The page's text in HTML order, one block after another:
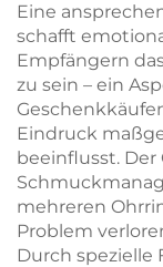
Eine
schafft
Empfängern
zu sein – ein
Eindruck
beeinflusst.
mehreren
Problem
Durch spezielle